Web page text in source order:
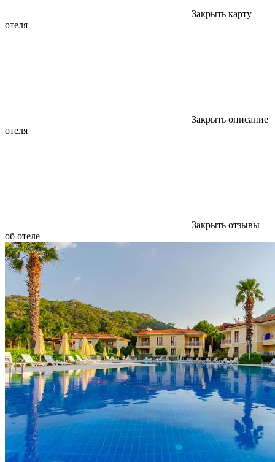
Закрыть карту
отеля
Закрыть описание
отеля
Закрыть отзывы
об отеле